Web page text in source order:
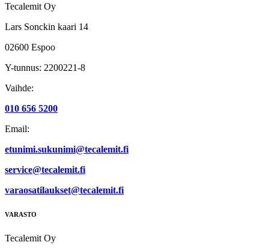
Tecalemit Oy
Lars Sonckin kaari 14
02600 Espoo
Y-tunnus: 2200221-8
Vaihde:
010 656 5200
Email:
etunimi.sukunimi@tecalemit.fi
service@tecalemit.fi
varaosatilaukset@tecalemit.fi
VARASTO
Tecalemit Oy